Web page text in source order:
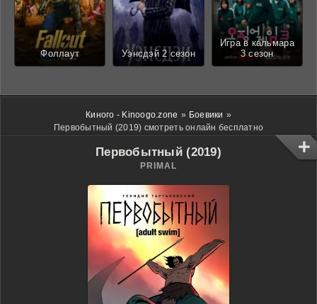
Фоллаут Уэнсдэй 2 сезон
Игра в кальмара
3 сезон
Киного - Kinoogo.zone » Боевики »
Первобытный (2019) смотреть онлайн бесплатно
Первобытный (2019)
PRIMAL